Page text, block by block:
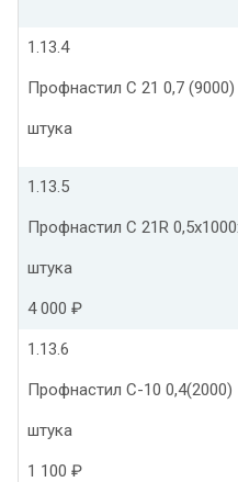
1.13.4
Профнастил С 21 0,7 (9000)
штука
1.13.5
Профнастил С 21R
штука
4 000 ₽
1.13.6
Профнастил С-10 0,4(2000)
штука
1 100 ₽